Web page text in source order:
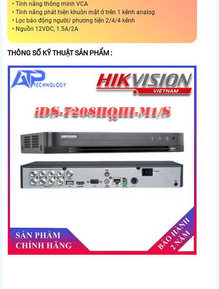
• Tính năng thông minh VCA
• Tính năng phát hiện khuôn mặt ở trên 1 kênh analog
• Lọc báo động người/ phương tiện 2/4/4 kênh
• Nguồn 12VDC, 1.5A/2A
THÔNG SỐ KỸ THUẬT SẢN PHẨM :